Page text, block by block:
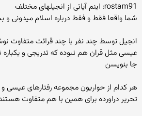
rostam91: اینم آیاتی از انجیلهای مختلف
شما واقعا فقط و فقط درباره اسلام میدونی
انجیل توسط چند نفر با چند قرائت متفاوت
عیسی مثل قران هم نبوده که تدریجی و
جا بنویسن
هر کدام از حواریون مجموعه رفتارهای عیسی و
تحریر دراورده برای همین با هم متفاوت